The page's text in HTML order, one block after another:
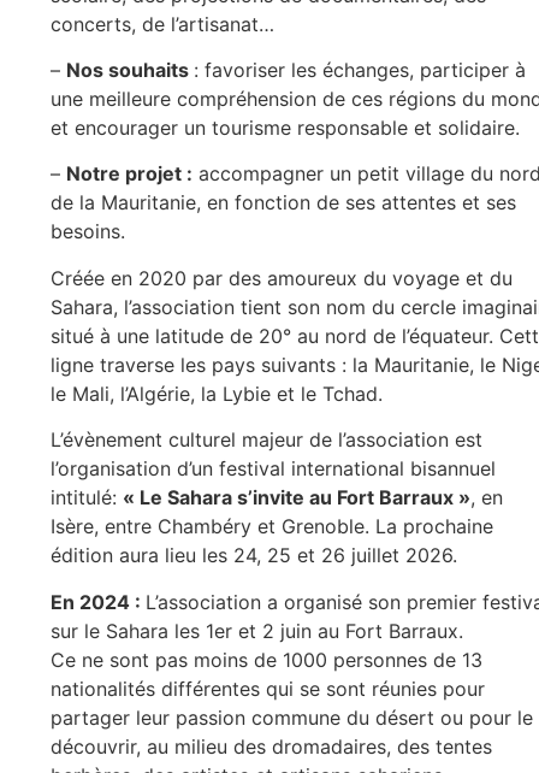
concerts, de l’artisanat…
– Nos souhaits : favoriser les échanges, participer à
une meilleure compréhension de ces régions du
et encourager un tourisme responsable et solidaire.
– Notre projet : accompagner un petit village du nord
de la Mauritanie, en fonction de ses attentes et ses
besoins.
Créée en 2020 par des amoureux du voyage et du
Sahara, l’association tient son nom du cercle
situé à une latitude de 20° au nord de l’équateur.
ligne traverse les pays suivants : la Mauritanie, le
le Mali, l’Algérie, la Lybie et le Tchad.
L’évènement culturel majeur de l’association est
l’organisation d’un festival international bisannuel
intitulé: « Le Sahara s’invite au Fort Barraux », en
Isère, entre Chambéry et Grenoble. La prochaine
édition aura lieu les 24, 25 et 26 juillet 2026.
En 2024 : L’association a organisé son premier
sur le Sahara les 1er et 2 juin au Fort Barraux.
Ce ne sont pas moins de 1000 personnes de 13
nationalités différentes qui se sont réunies pour
partager leur passion commune du désert ou pour le
découvrir, au milieu des dromadaires, des tentes